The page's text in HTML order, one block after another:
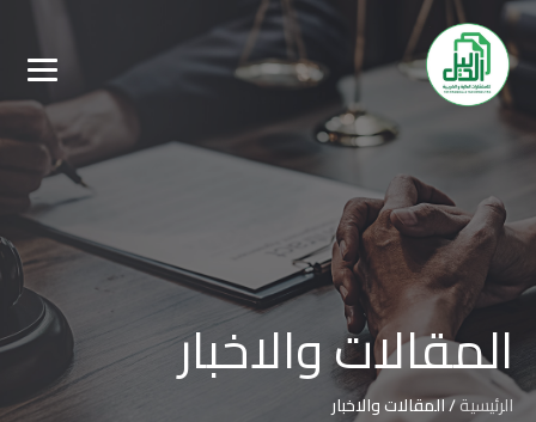
المقالات والاخبار
الرئيسية/المقالات والاخبار